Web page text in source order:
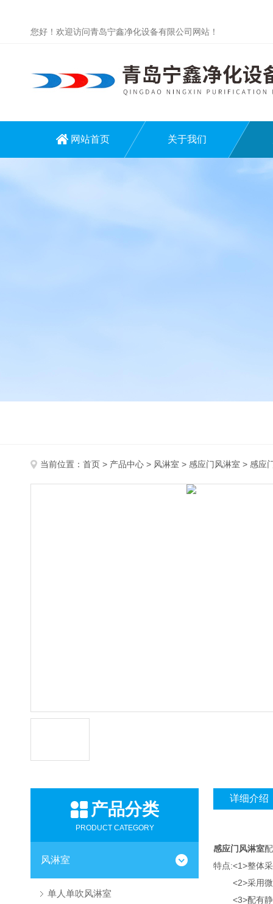
您好！欢迎访问青岛宁鑫净化设备有限公司网站！
网站首页 关于我们
当前位置： 首页 > 产品中心 > 风淋室 > 感应门风淋室 > 感应
产品分类
PRODUCT CATEGORY
风淋室
单人单吹风淋室
详细介绍
感应门风淋室
特点:<1>整体
<2>采用微
<3>配有静